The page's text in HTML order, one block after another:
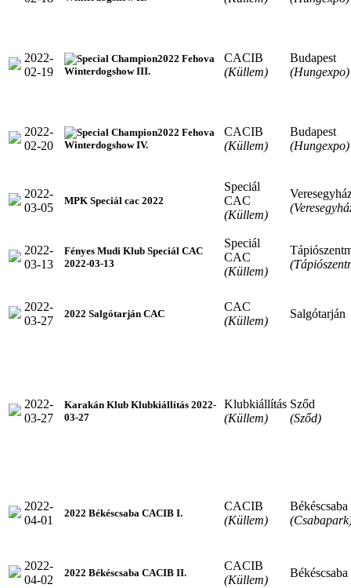
2022-
02-19
2022 Fehova
Winterdogshow III.
CACIB
(Küllem)
Budapest
(Hungexpo)
2022-
02-20
2022 Fehova
Winterdogshow IV.
CACIB
(Küllem)
Budapest
(Hungexpo)
2022-
03-05
MPK Speciál cac 2022
Speciál
CAC
(Küllem)
2022-
03-13
Fényes Mudi Klub Speciál CAC
2022-03-13
Speciál
CAC
(Küllem)
2022-
03-27
2022 Salgótarján CAC
CAC
(Küllem)
Salgótarján
2022-
03-27
Karakán Klub Klubkiállítás 2022-
03-27
Klubkiállítás
(Küllem)
Sződ
(Sződ)
2022-
04-01
2022 Békéscsaba CACIB I.
CACIB
(Küllem)
Békéscsaba
2022-
04-02
2022 Békéscsaba CACIB II.
CACIB
(Küllem)
Békéscsaba